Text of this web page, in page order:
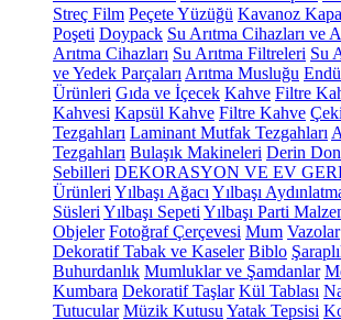
Streç Film Peçete Yüzüğü Kavanoz
Poşeti Doypack Su Arıtma Cihazları ve
Arıtma Cihazları Su Arıtma Filtreleri Su
ve Yedek Parçaları Arıtma Musluğu
Ürünleri Gıda ve İçecek Kahve Filtre
Kahvesi Kapsül Kahve Filtre Kahve
Tezgahları Laminant Mutfak Tezgahları
Tezgahları Bulaşık Makineleri Derin
Sebilleri DEKORASYON VE EV
Ürünleri Yılbaşı Ağacı Yılbaşı
Süsleri Yılbaşı Sepeti Yılbaşı Parti
Objeler Fotoğraf Çerçevesi Mum Vazolar
Dekoratif Tabak ve Kaseler Biblo
Buhurdanlık Mumluklar ve Şamdanlar
Kumbara Dekoratif Taşlar Kül Tablası
Tutucular Müzik Kutusu Yatak Tepsisi